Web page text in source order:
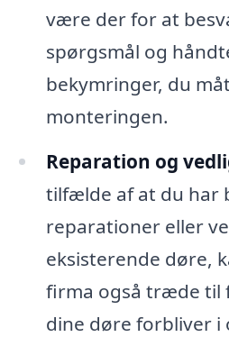
være der for at
spørgsmål og
bekymringer, du
monteringen.
Reparation og
tilfælde af at du har
reparationer eller
eksisterende døre,
firma også træde til
dine døre forbliver i